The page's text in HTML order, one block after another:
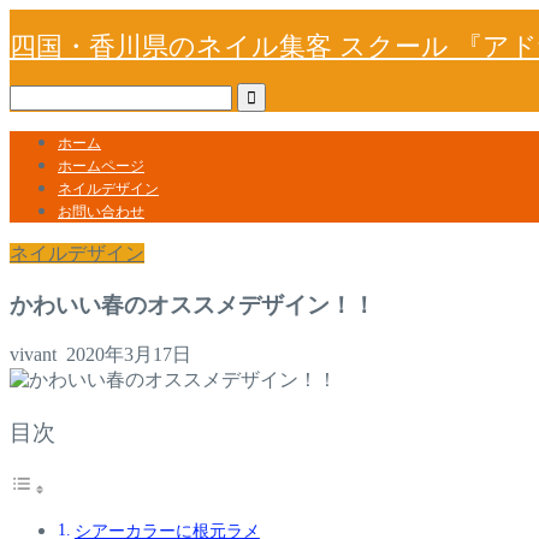
四国・香川県のネイル集客 スクール 『ア
ホーム
ホームページ
ネイルデザイン
お問い合わせ
ネイルデザイン
かわいい春のオススメデザイン！！
vivant 2020年3月17日
目次
シアーカラーに根元ラメ